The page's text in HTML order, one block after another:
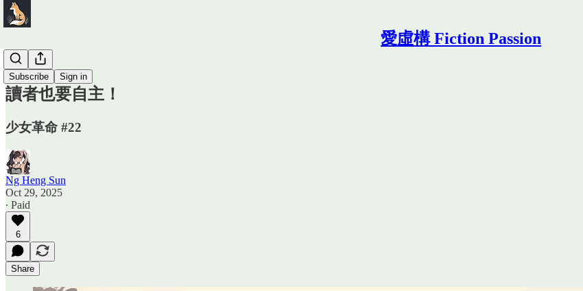
愛虛構 Fiction Passion
Subscribe Sign in
少女革命
讀者也要自主！
少女革命 #22
Ng Heng Sun
Oct 29, 2025
∙ Paid
6
Share